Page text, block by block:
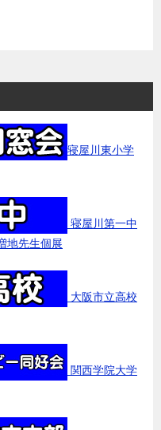
寝屋川東小学
寝屋川第一中
地先生個展
大阪市立高校
関西学院大学